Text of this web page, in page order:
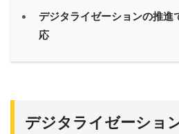
デジタライゼーションの推進
応
デジタライゼーショ